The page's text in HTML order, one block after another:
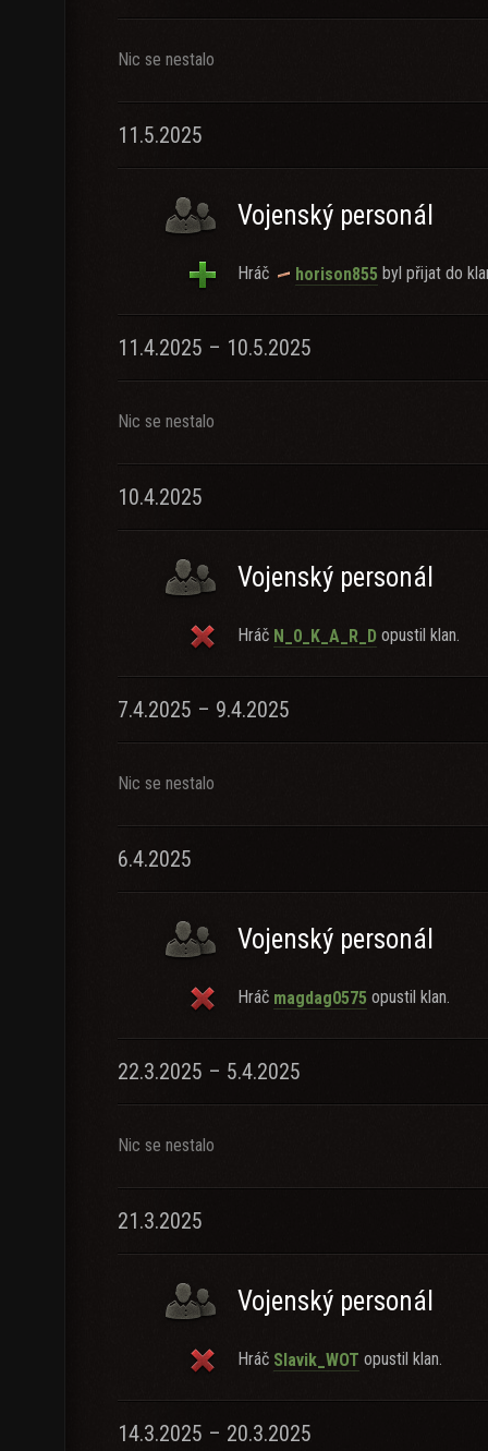
Nic se nestalo
11.5.2025
Vojenský personál
Hráč horison855 byl přijat do
11.4.2025 – 10.5.2025
Nic se nestalo
10.4.2025
Vojenský personál
Hráč N_0_K_A_R_D opustil klan.
7.4.2025 – 9.4.2025
Nic se nestalo
6.4.2025
Vojenský personál
Hráč magdag0575 opustil klan.
22.3.2025 – 5.4.2025
Nic se nestalo
21.3.2025
Vojenský personál
Hráč Slavik_WOT opustil klan.
14.3.2025 – 20.3.2025